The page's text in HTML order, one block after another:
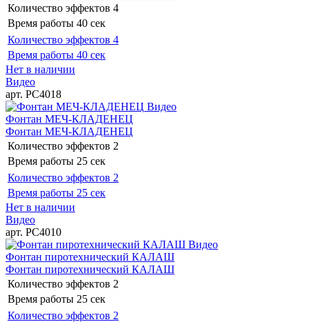
Количество эффектов 4
Время работы 40 сек
Количество эффектов 4
Время работы 40 сек
Нет в наличии
Видео
арт. РС4018
Видео
Фонтан МЕЧ-КЛАДЕНЕЦ
Фонтан МЕЧ-КЛАДЕНЕЦ
Количество эффектов 2
Время работы 25 сек
Количество эффектов 2
Время работы 25 сек
Нет в наличии
Видео
арт. РС4010
Видео
Фонтан пиротехнический КАЛАШ
Фонтан пиротехнический КАЛАШ
Количество эффектов 2
Время работы 25 сек
Количество эффектов 2